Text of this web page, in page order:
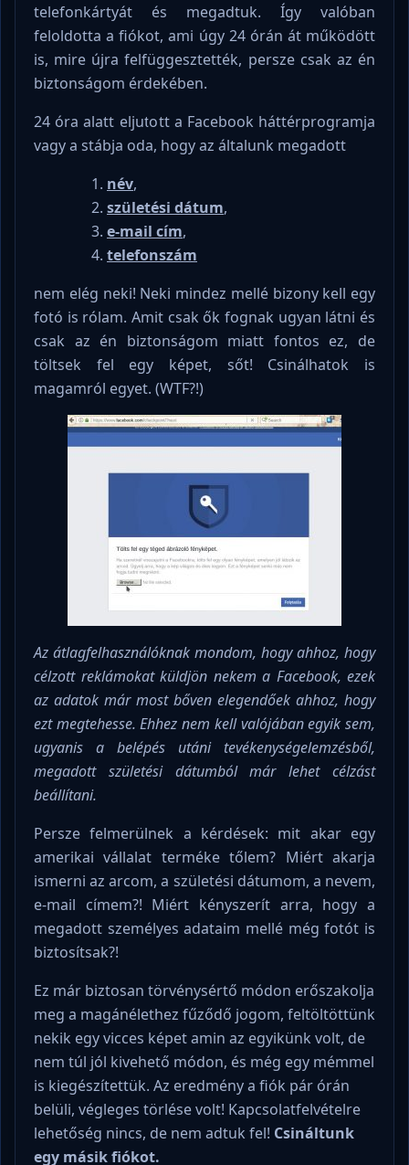
telefonkártyát és megadtuk. Így valóban
feloldotta a fiókot, ami úgy 24 órán át működött
is, mire újra felfüggesztették, persze csak az én
biztonságom érdekében.
24 óra alatt eljutott a Facebook háttérprogramja
vagy a stábja oda, hogy az általunk megadott
név,
születési dátum,
e-mail cím,
telefonszám
nem elég neki! Neki mindez mellé bizony kell egy
fotó is rólam. Amit csak ők fognak ugyan látni és
csak az én biztonságom miatt fontos ez, de
töltsek fel egy képet, sőt! Csinálhatok is
magamról egyet. (WTF?!)
Az átlagfelhasználóknak mondom, hogy ahhoz, hogy
célzott reklámokat küldjön nekem a Facebook, ezek
az adatok már most bőven elegendőek ahhoz, hogy
ezt megtehesse. Ehhez nem kell valójában egyik sem,
ugyanis a belépés utáni tevékenységelemzésből,
megadott születési dátumból már lehet célzást
beállítani.
Persze felmerülnek a kérdések: mit akar egy
amerikai vállalat terméke tőlem? Miért akarja
ismerni az arcom, a születési dátumom, a nevem,
e-mail címem?! Miért kényszerít arra, hogy a
megadott személyes adataim mellé még fotót is
biztosítsak?!
Ez már biztosan törvénysértő módon erőszakolja
meg a magánélethez fűződő jogom, feltöltöttünk
nekik egy vicces képet amin az egyikünk volt, de
nem túl jól kivehető módon, és még egy mémmel
is kiegészítettük. Az eredmény a fiók pár órán
belüli, végleges törlése volt! Kapcsolatfelvételre
lehetőség nincs, de nem adtuk fel! Csináltunk
egy másik fiókot.